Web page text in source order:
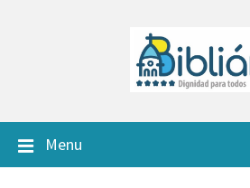
Menu